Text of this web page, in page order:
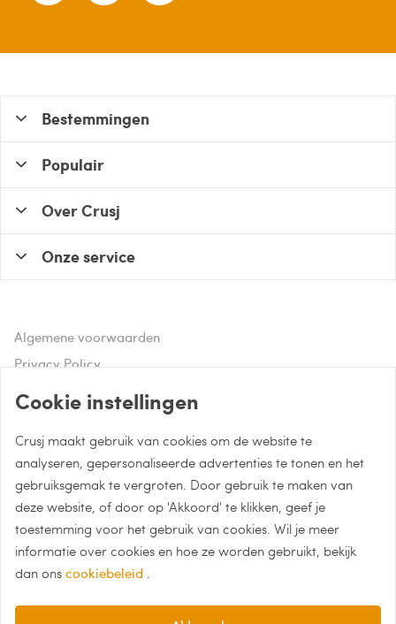
Hulp of advies nodig?
Bel naar 085 - 0043 015
Whatsapp met Crusj
info@crusj.com
Bestemmingen
Populair
Over Crusj
Onze service
Algemene voorwaarden
Privacy Policy
Cookie instellingen
Crusj maakt gebruik van cookies om de website te
analyseren, gepersonaliseerde advertenties te tonen en het
gebruiksgemak te vergroten. Door gebruik te maken van
deze website, of door op 'Akkoord' te klikken, geef je
toestemming voor het gebruik van cookies. Wil je meer
informatie over cookies en hoe ze worden gebruikt, bekijk
dan ons cookiebeleid .